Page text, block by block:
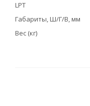
LPT
Габариты, Ш/Г/В, мм
Вес (кг)